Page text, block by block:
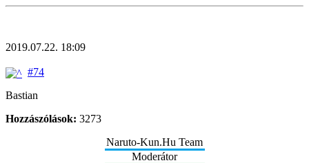
2019.07.22. 18:09
#74
Bastian
Hozzászólások: 3273
Naruto-Kun.Hu Team
Moderátor